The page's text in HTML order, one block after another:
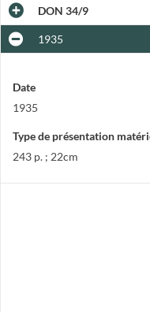
DON 34/9
1935
Date
1935
Type de présentation
243 p. ; 22cm